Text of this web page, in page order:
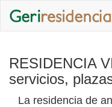
RESIDENCIA
servicios,
La residencia de